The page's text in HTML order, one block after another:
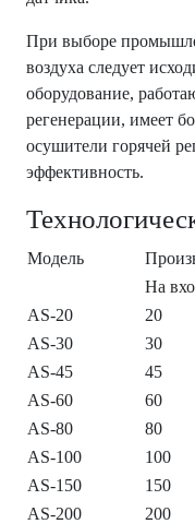
При выборе
воздуха следует
оборудование,
регенерации, имеет
осушители горячей
эффективность.
Модель
На
AS-20
20
AS-30
30
AS-45
45
AS-60
60
AS-80
80
AS-100
100
AS-150
150
AS-200
200